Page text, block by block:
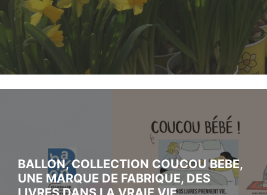
BALLON, COLLECTION COUCOU BEBE,
UNE MARQUE DE FABRIQUE, DES